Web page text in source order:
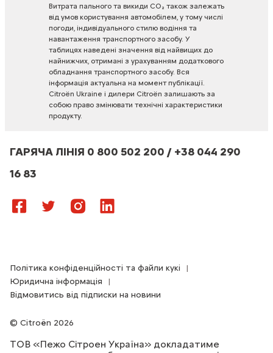
Витрата пального та викиди CO₂ також залежать
від умов користування автомобілем, у тому числі
погоди, індивідуального стилю водіння та
навантаження транспортного засобу. У
таблицях наведені значення від найвищих до
найнижчих, отримані з урахуванням додаткового
обладнання транспортного засобу. Вся
інформація актуальна на момент публікації.
Citroën Ukraine і дилери Citroën залишають за
собою право змінювати технічні характеристики
продукту.
ГАРЯЧА ЛІНІЯ 0 800 502 200 / +38 044 290
16 83
Citroën 2026
Політика конфіденційності та файли кукі
Юридична інформація
Відмовитись від підписки на новини
ТОВ «Пежо Сітроен Україна» докладатиме